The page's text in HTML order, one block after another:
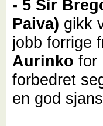
- 5 Sir
Paiva) gikk
jobb forrige
Aurinko for
forbedret
en god